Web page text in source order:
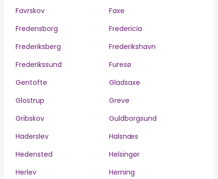
Favrskov
Faxe
Fredensborg
Fredericia
Frederiksberg
Frederikshavn
Frederikssund
Furesø
Gentofte
Gladsaxe
Glostrup
Greve
Gribskov
Guldborgsund
Haderslev
Halsnæs
Hedensted
Helsingør
Herlev
Herning